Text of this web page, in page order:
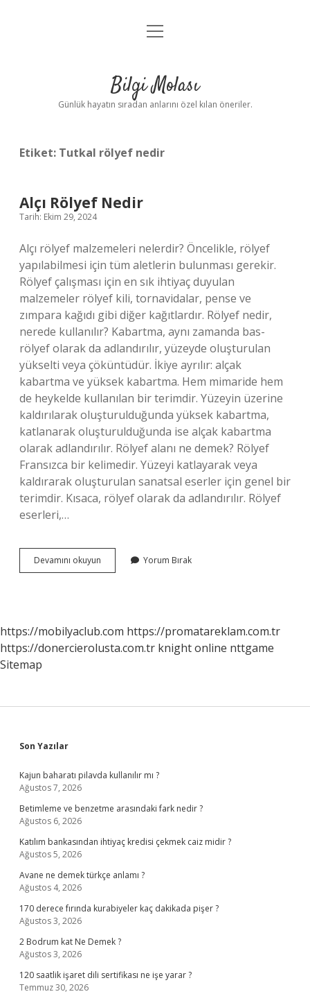
Anasayfa
Yasal Uyarı
menüyü
Bilgi Molası
Günlük hayatın sıradan anlarını özel kılan öneriler.
Etiket: Tutkal rölyef nedir
Alçı Rölyef Nedir
Tarih: Ekim 29, 2024
Alçı rölyef malzemeleri nelerdir? Öncelikle, rölyef
yapılabilmesi için tüm aletlerin bulunması gerekir.
Rölyef çalışması için en sık ihtiyaç duyulan
malzemeler rölyef kili, tornavidalar, pense ve
zımpara kağıdı gibi diğer kağıtlardır. Rölyef nedir,
nerede kullanılır? Kabartma, aynı zamanda bas-
rölyef olarak da adlandırılır, yüzeyde oluşturulan
yükselti veya çöküntüdür. İkiye ayrılır: alçak
kabartma ve yüksek kabartma. Hem mimaride hem
de heykelde kullanılan bir terimdir. Yüzeyin üzerine
kaldırılarak oluşturulduğunda yüksek kabartma,
katlanarak oluşturulduğunda ise alçak kabartma
olarak adlandırılır. Rölyef alanı ne demek? Rölyef
Fransızca bir kelimedir. Yüzeyi katlayarak veya
kaldırarak oluşturulan sanatsal eserler için genel bir
terimdir. Kısaca, rölyef olarak da adlandırılır. Rölyef
eserleri,…
Devamını okuyun
Rölyef
Yorum Bırak
https://mobilyaclub.com https://promatareklam.com.tr
https://donercierolusta.com.tr knight online nttgame
Sitemap
Sidebar
Son Yazılar
Kajun baharatı pilavda kullanılır mı ?
Ağustos 7, 2026
Betimleme ve benzetme arasındaki fark nedir ?
Ağustos 6, 2026
Katılım bankasından ihtiyaç kredisi çekmek caiz midir ?
Ağustos 5, 2026
Avane ne demek türkçe anlamı ?
Ağustos 4, 2026
170 derece fırında kurabiyeler kaç dakikada pişer ?
Ağustos 3, 2026
2 Bodrum kat Ne Demek ?
Ağustos 3, 2026
120 saatlik işaret dili sertifikası ne işe yarar ?
Temmuz 30, 2026